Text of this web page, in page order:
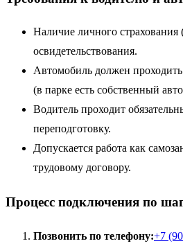
Наличие личного
освидетельствования.
Автомобиль должен
(в парке есть собственный
Водитель проходит
переподготовку.
Допускается работа как
трудовому договору.
Процесс подключения по
Позвонить по телефону:+7